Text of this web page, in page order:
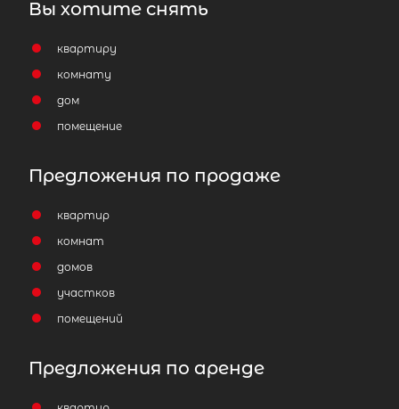
Затрудняетесь с выбором?
Вы хотите снять
квартиру
комнату
дом
помещение
Предложения по продаже
квартир
комнат
домов
участков
помещений
Предложения по аренде